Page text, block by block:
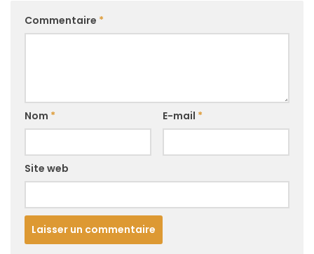
Commentaire *
Nom * E-mail *
Site web